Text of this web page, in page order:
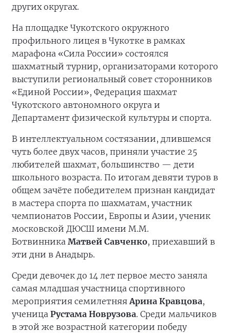
других округах.
На площадке Чукотского окружного
профильного лицея в Чукотке в рамках
марафона «Сила России» состоялся
шахматный турнир, организаторами которого
выступили региональный совет сторонников
«Единой России», Федерация шахмат
Чукотского автономного округа и
Департамент физической культуры и спорта.
В интеллектуальном состязании, длившемся
чуть более двух часов, приняли участие 25
любителей шахмат, большинство — дети
школьного возраста. По итогам девяти туров в
общем зачёте победителем признан кандидат
в мастера спорта по шахматам, участник
чемпионатов России, Европы и Азии, ученик
московской ДЮСШ имени М.М.
Ботвинника Матвей Савченко, приехавший в
эти дни в Анадырь.
Среди девочек до 14 лет первое место заняла
самая младшая участница спортивного
мероприятия семилетняяАрина Кравцова,
ученица Рустама Новрузова. Среди мальчиков
в этой же возрастной категории победу